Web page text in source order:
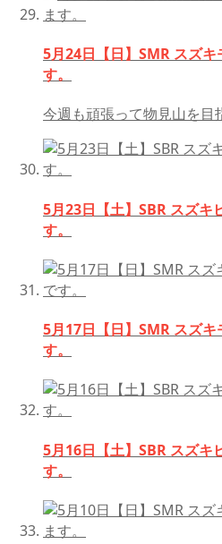
5月24日【日】SMR スズ
す。
今週も頑張って物見山を目
5月23日【土】SBR スズキ
す。
5月17日【日】SMR スズ
す。
5月16日【土】SBR スズキ
す。